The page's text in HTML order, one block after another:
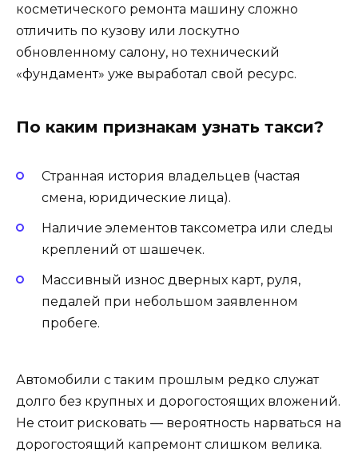
косметического ремонта машину сложно
отличить по кузову или лоскутно
обновленному салону, но технический
«фундамент» уже выработал свой ресурс.
По каким признакам узнать такси?
Странная история владельцев (частая
смена, юридические лица).
Наличие элементов таксометра или следы
креплений от шашечек.
Массивный износ дверных карт, руля,
педалей при небольшом заявленном
пробеге.
Автомобили с таким прошлым редко служат
долго без крупных и дорогостоящих вложений.
Не стоит рисковать — вероятность нарваться на
дорогостоящий капремонт слишком велика.